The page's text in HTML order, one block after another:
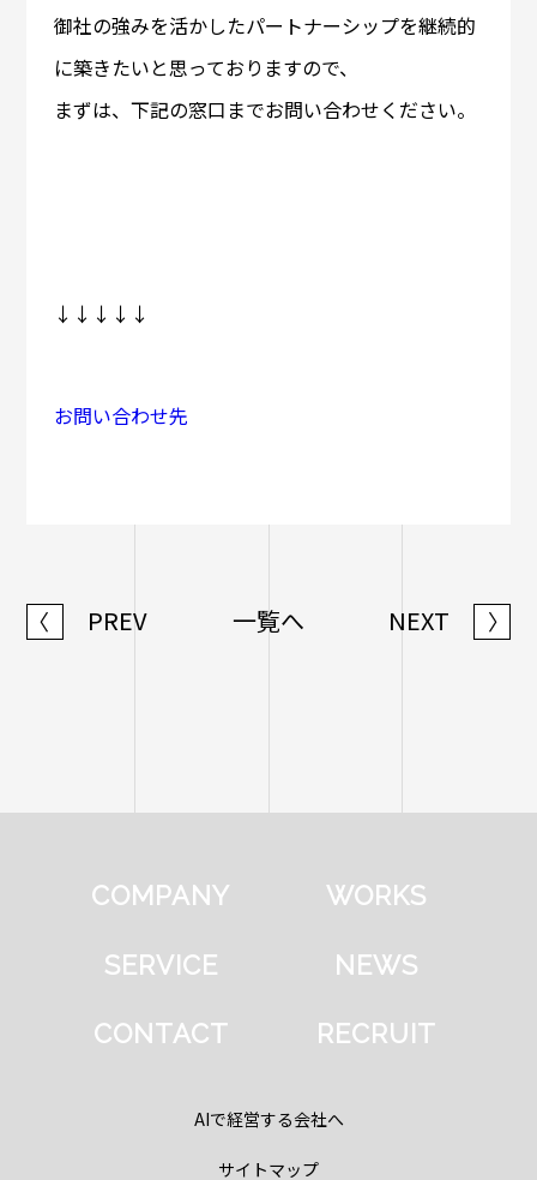
御社の強みを活かしたパートナーシップを継続的
に築きたいと思っておりますので、
まずは、下記の窓口までお問い合わせください。
↓↓↓↓↓
お問い合わせ先
〈 PREV 一覧へ NEXT 〉
COMPANY WORKS
SERVICE NEWS
CONTACT RECRUIT
AIで経営する会社へ
サイトマップ